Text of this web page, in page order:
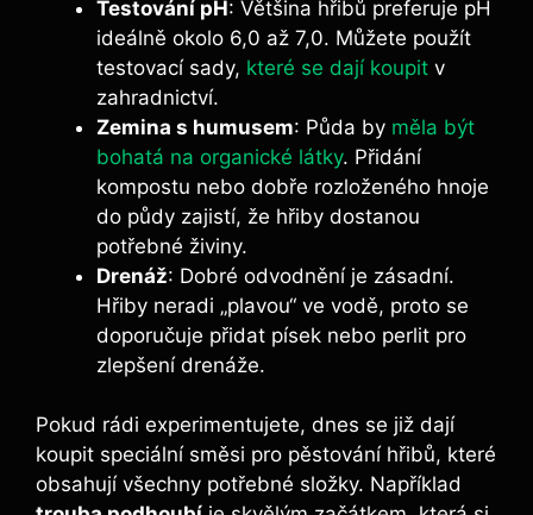
Testování pH: Většina hřibů preferuje pH
ideálně okolo 6,0 až 7,0. Můžete použít
testovací sady, které se dají koupit v
zahradnictví.
Zemina s humusem: Půda by měla být
bohatá na organické látky. Přidání
kompostu nebo dobře rozloženého hnoje
do půdy zajistí, že hřiby dostanou
potřebné živiny.
Drenáž: Dobré odvodnění je zásadní.
Hřiby neradi „plavou“ ve vodě, proto se
doporučuje přidat písek nebo perlit pro
zlepšení drenáže.
Pokud rádi experimentujete, dnes se již dají
koupit speciální směsi pro pěstování hřibů, které
obsahují všechny potřebné složky. Například